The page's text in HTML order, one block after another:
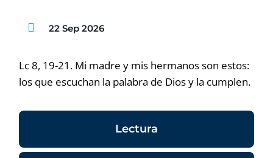
22 Sep 2026
Lc 8, 19-21. Mi madre y mis hermanos son estos:
los que escuchan la palabra de Dios y la cumplen.
Lectura